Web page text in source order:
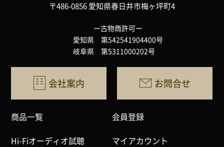
〒486-0856 愛知県春日井市梅ヶ坪町4
ー古物商許可ー
愛知県 第542541904400号
岐阜県 第5311000202号
会社案内 お問合せ
商品一覧
Hi-Fiオーディオ試聴
会員登録
マイアカウント